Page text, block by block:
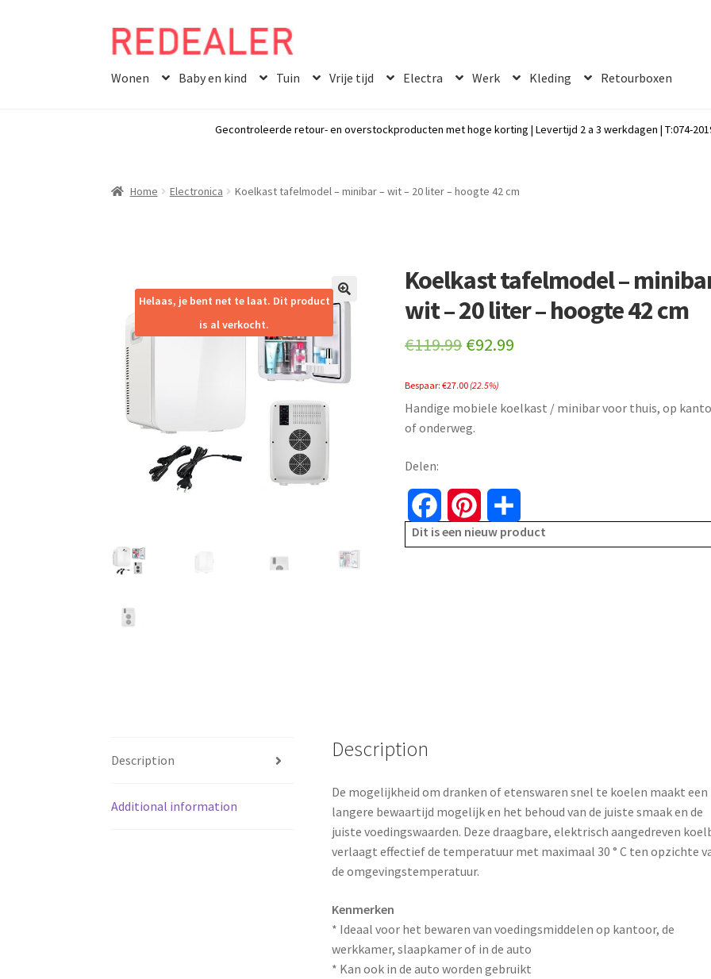
Skip
navigation
Skip
content
Wonen Baby en kind Tuin Vrije tijd Electra Werk Kleding Retourboxen
Gecontroleerde retour- en overstockproducten met hoge korting | Levertijd 2 a 3 werkdagen | T:074-
Home Electronica Koelkast tafelmodel – minibar – wit – 20 liter – hoogte 42 cm
🔍
Helaas, je bent net te laat. Dit product
is al verkocht.
Koelkast tafelmodel –
wit – 20 liter – hoogte 42 cm
€119.99 Original
was:
€119.99.
€92.99
is:
Bespaar:€27.00(22.5%)
Handige mobiele koelkast / minibar voor thuis, op
of onderweg.
Delen:
a i h
Dit is een nieuw product
Description
Additional information
Description
De mogelijkheid om dranken of etenswaren snel te koelen maakt een
langere bewaartijd mogelijk en het behoud van de juiste smaak en de
juiste voedingswaarden. Deze draagbare, elektrisch aangedreven
verlaagt effectief de temperatuur met maximaal 30 ° C ten opzichte
de omgevingstemperatuur.
Kenmerken
* Ideaal voor het bewaren van voedingsmiddelen op kantoor, de
werkkamer, slaapkamer of in de auto
* Kan ook in de auto worden gebruikt